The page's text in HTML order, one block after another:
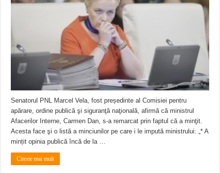
Senatorul PNL Marcel Vela, fost președinte al Comisiei pentru
apărare, ordine publică şi siguranţă naţională, afirmă că ministrul
Afacerilor Interne, Carmen Dan, s-a remarcat prin faptul că a minţit.
Acesta face şi o listă a minciunilor pe care i le impută ministrului: „* A
mințit opinia publică încă de la …
Citeste mai mult